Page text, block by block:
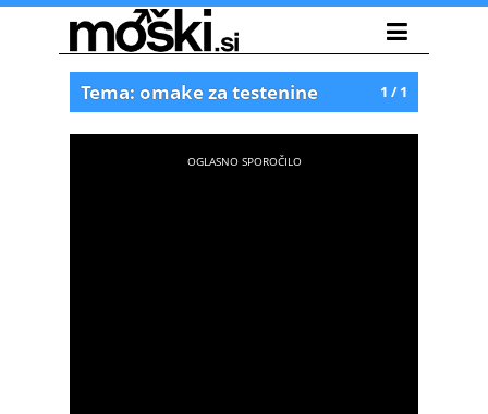
1 / 1
Tema: omake za testenine